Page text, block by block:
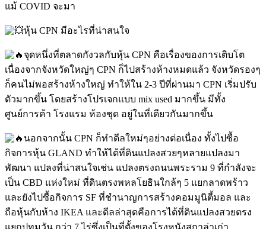
แม้ COVID จะมา
หุ้น CPN มีอะไรที่น่าสนใจ
จุดหนึ่งที่ตลาดกังวลกับหุ้น CPN คือเรื่องของการเติบโต
เนื่องจากจังหวัดใหญ่ๆ CPN ก็ไปสร้างห้างหมดแล้ว จังหวัดรองๆ
ก็คนไม่พอสร้างห้างใหญ่ ทำให้ใน 2-3 ปีที่ผ่านมา CPN เริ่มปรับ
ตัวมากขึ้น โดยสร้างโปรเจกแบบ mix used มากขึ้น มีทั้ง
ศูนย์การค้า โรงแรม ห้องชุด อยู่ในที่เดียวกันมากขึ้น
นอกจากนั้น CPN ก็ทำดีลใหม่ๆอย่างต่อเนื่อง ทั้งไปซื้อ
กิจการหุ้น GLAND ทำให้ได้ที่ดินแปลงสวยๆหลายแปลงมา
พัฒนา แปลงที่น่าสนใจเช่น แปลงตรงถนนพระราม 9 ที่กำลังจะ
เป็น CBD แห่งใหม่ ที่ดินตรงพหลโยธินใกล้ๆ 5 แยกลาดพร้าว
และยังไปซื้อกิจการ SF ที่ชำนาญการสร้างคอมมูนิตี้มอล และ
ถือหุ้นกับห้าง IKEA และดีลล่าสุดคือการได้ที่ดินแปลงสวยตรง
แยกปทุมวัน กว่า 7 ไร่ซึ่งเป็นที่ตั้งของโรงหนังสกาล่าเก่า